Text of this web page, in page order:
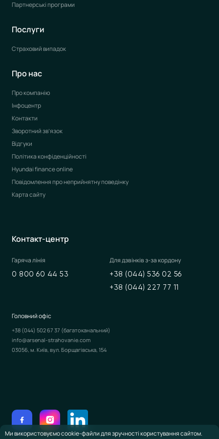
Партнерські програми
Послуги
Страховий випадок
Про нас
Про компанію
Інфоцентр
Контакти
Зворотний зв’язок
Відгуки
Політика конфіденційності
Hyundai finance online
Повідомлення про неприйнятну поведінку
Карта сайту
Контакт-центр
Гаряча лінія
0 800 60 44 53
Для дзвінків з-за кордону
+38 (044) 536 02 56
+38 (044) 227 77 11
Головний офіс
+38 (044) 502 67 37 (багатоканальний)
info@arsenal-strahovanie.com
03056, м. Київ, вул. Борщагівська, 154
Ми використовуємо cookie-файли для зручності користування сайтом.